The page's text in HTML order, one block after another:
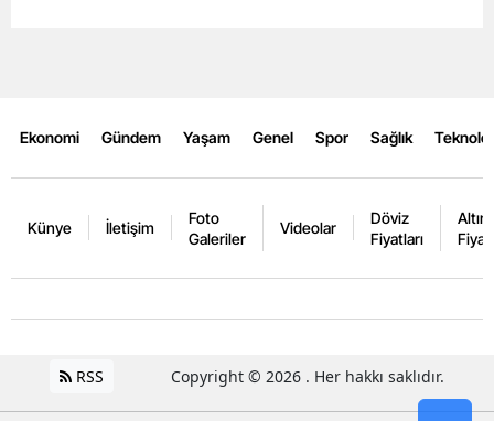
Ekonomi Gündem Yaşam Genel Spor Sağlık
Künye İletişim
Foto
Galeriler
Videolar
Döviz
Fiyatları
Altın
RSS Copyright © 2026 . Her hakkı saklıdır.